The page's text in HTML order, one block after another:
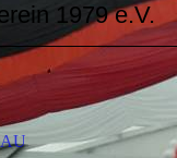
1979 e.V.